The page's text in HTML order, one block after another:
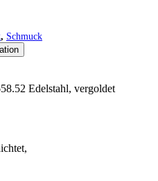
, Schmuck
Edelstahl, vergoldet